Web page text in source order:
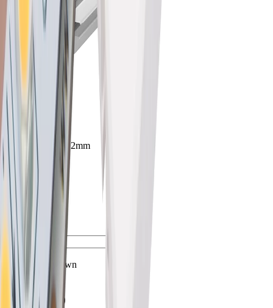
76.50000.50
Mano profil
lxlxh 5800x20x12mm
Aluminium
5800 mm
2 Jahre
arrow_drop_up
arrow_drop_down
shopping_cart
76.50000.50